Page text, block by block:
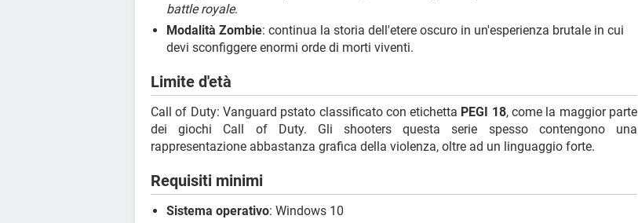
battle royale.
Modalità Zombie: continua la storia dell'etere oscuro in un'esperienza brutale in cui
devi sconfiggere enormi orde di morti viventi.
Limite d'età
Call of Duty: Vanguard pstato classificato con etichetta PEGI 18, come la maggior parte
dei giochi Call of Duty. Gli shooters questa serie spesso contengono una
rappresentazione abbastanza grafica della violenza, oltre ad un linguaggio forte.
Requisiti minimi
Sistema operativo: Windows 10